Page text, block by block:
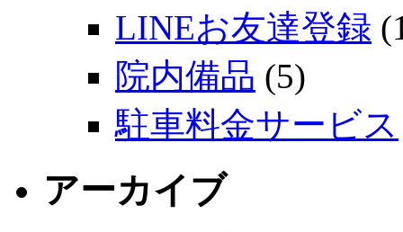
LINEお友達登録
院内備品 (5)
駐車料金サービス
アーカイブ